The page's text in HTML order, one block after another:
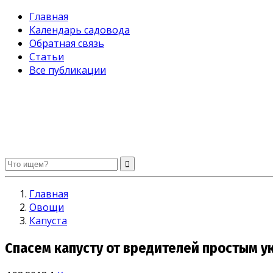
Главная
Календарь садовода
Обратная связь
Статьи
Все публикации
Огород без хлопот. Советы садоводам и огородникам
Главная
Овощи
Капуста
Спасем капусту от вредителей простым